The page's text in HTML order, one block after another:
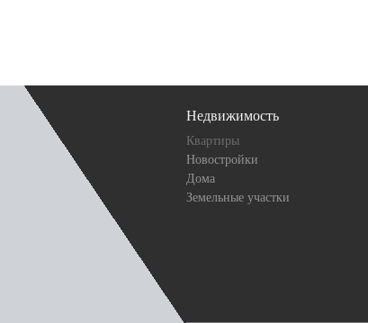
Недвижимость
Квартиры
Новостройки
Дома
Земельные участки